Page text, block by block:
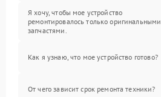
Я хочу, чтобы мое устройство
ремонтировалось только оригинальными
запчастями.
Как я узнаю, что мое устройство готово?
От чего зависит срок ремонта техники?